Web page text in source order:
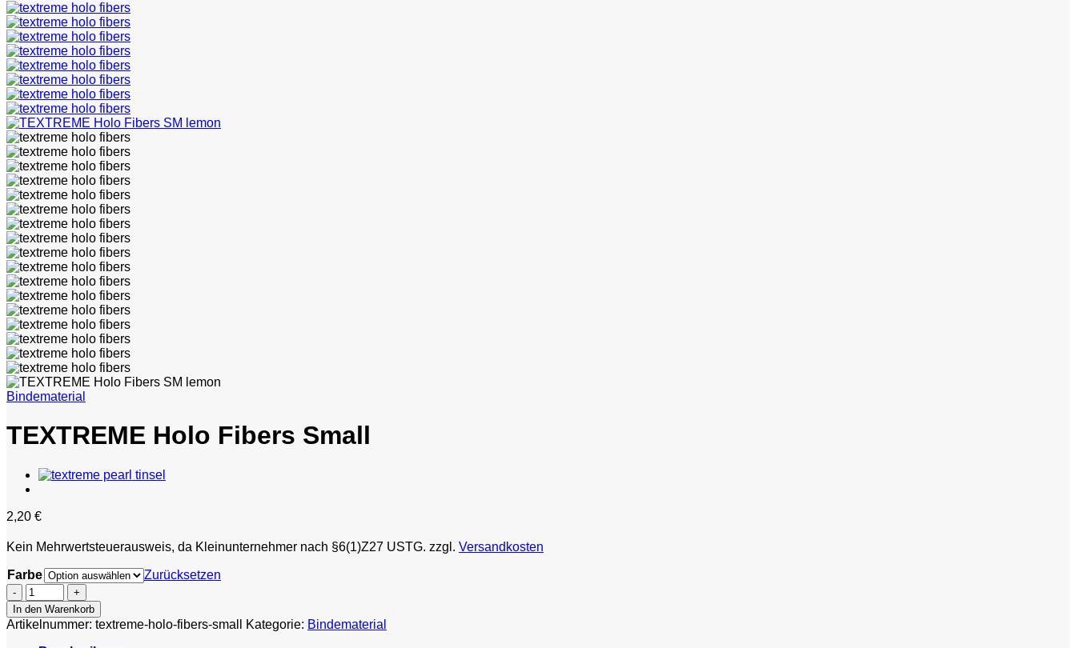
Bindematerial
TEXTREME Holo Fibers Small
2,20 €
Kein Mehrwertsteuerausweis, da Kleinunternehmer nach §6(1)Z27 USTG. zzgl. Versandkosten
Farbe
Zurücksetzen
TEXTREME
Holo
Fibers
Small
In den Warenkorb
Artikelnummer: textreme-holo-fibers-small Kategorie: Bindematerial